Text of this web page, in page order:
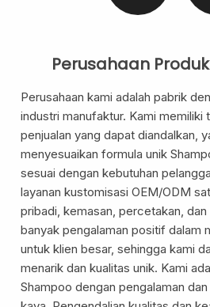
Layanan Sertifikat
Perusahaan
Perusahaan kami adalah pabrik
industri manufaktur. Kami memiliki
penjualan yang dapat diandalkan,
menyesuaikan formula unik
sesuai dengan kebutuhan
layanan kustomisasi OEM/ODM
pribadi, kemasan, percetakan,
banyak pengalaman positif dalam
untuk klien besar, sehingga kami
menarik dan kualitas unik. Kami
Shampoo dengan pengalaman